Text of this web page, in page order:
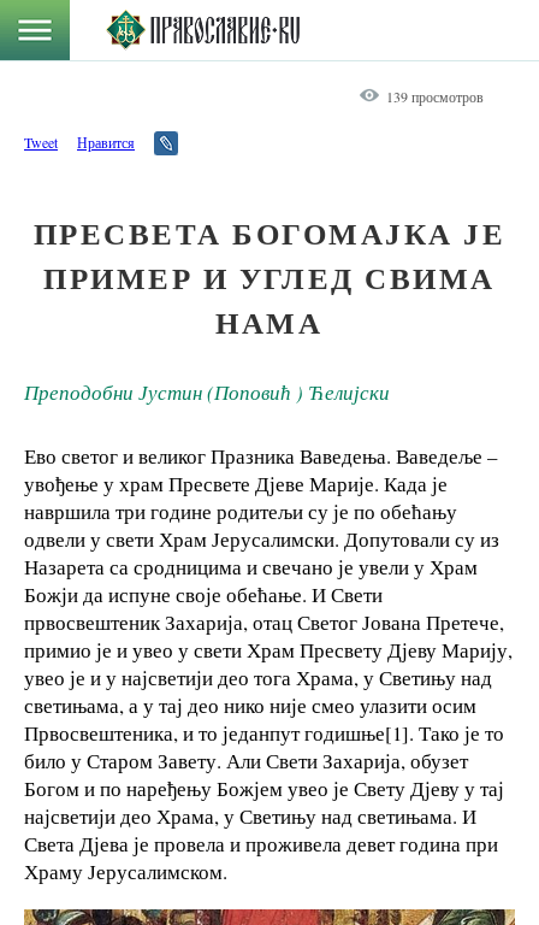
139 просмотров
Tweet Нравится
ПРЕСВЕТА БОГОМАЈКА ЈЕ
ПРИМЕР И УГЛЕД СВИМА
НАМА
Преподобни Јустин (Поповић ) Ћелијски
Ево светог и великог Празника Ваведења. Ваведеље –
увођење у храм Пресвете Дјеве Марије. Када је
навршила три године родитељи су је по обећању
одвели у свети Храм Јерусалимски. Допутовали су из
Назарета са сродницима и свечано је увели у Храм
Божји да испуне своје обећање. И Свети
првосвештеник Захарија, отац Светог Јована Претече,
примио је и увео у свети Храм Пресвету Дјеву Марију,
увео је и у најсветији део тога Храма, у Светињу над
светињама, а у тај део нико није смео улазити осим
Првосвештеника, и то једанпут годишње[1]. Тако је то
било у Старом Завету. Али Свети Захарија, обузет
Богом и по наређењу Божјем увео је Свету Дјеву у тај
најсветији део Храма, у Светињу над светињама. И
Света Дјева је провела и проживела девет година при
Храму Јерусалимском.